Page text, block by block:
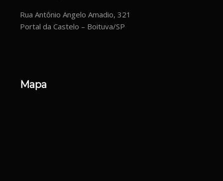
Rua Antônio Angelo Amadio, 321
Portal da Castelo – Boituva/SP
Mapa